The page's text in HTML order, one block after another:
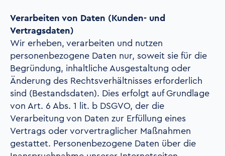
Verarbeiten von Daten (Kunden- und
Vertragsdaten)
Wir erheben, verarbeiten und nutzen
personenbezogene Daten nur, soweit sie für die
Begründung, inhaltliche Ausgestaltung oder
Änderung des Rechtsverhältnisses erforderlich
sind (Bestandsdaten). Dies erfolgt auf Grundlage
von Art. 6 Abs. 1 lit. b DSGVO, der die
Verarbeitung von Daten zur Erfüllung eines
Vertrags oder vorvertraglicher Maßnahmen
gestattet. Personenbezogene Daten über die